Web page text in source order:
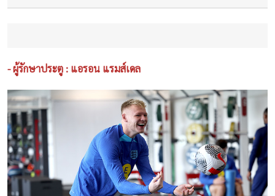
- ผู้รักษาประตู : แอรอน แรมส์เดล